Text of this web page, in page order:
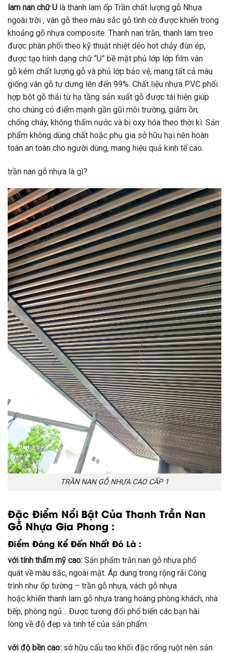
lam nan chữ U là thanh lam ốp Trần chất lượng gỗ Nhựa
ngoài trời , vân gỗ theo màu sắc gỗ tình cờđược khiến trong
khoảng gỗ nhựa composite. Thanh nan trằn, thanh lam treo
được phân phối theo kỹ thuật nhiệt dẻo hot chảy đùn ép,
được tạo hình dạng chữ “U” bề mặt phủ lớp lớp film vân
gỗ kém chất lượng gỗ và phủ lớp bảo vệ, mang tất cả màu
giống vân gỗ tự dưng lên đến 99%. Chất liệu nhựa PVC phối
hợp bột gỗ thải từ hạ tầng sản xuất gỗ được tái hiện giúp
cho chúng có điểm mạnh gần gũi môi trường, giảm ồn,
chống cháy, không thấm nước và bị oxy hóa theo thời kì. Sản
phẩm không dùng chất hoặc phụ gia sở hữu hại nên hoàn
toàn an toàn cho người dùng, mang hiệu quả kinh tế cao.
trần nan gỗ nhựa là gì?
TRẦN NAN GỖ NHỰA CAO CẤP 1
Đặc Điểm Nổi Bật Của Thanh Trần Nan
Gỗ Nhựa Gia Phong :
Điểm Đáng Kể Đến Nhất Đó Là :
với tính thẩm mỹ cao: Sản phẩm trằn nan gỗ nhựa phổ
quát về màu sắc, ngoài mặt. Áp dung trong rộng rãi Công
trình như ốp tường – trần gỗ nhựa, vách gỗ nhựa
hoặc khiến thanh lam gỗ nhựa trang hoàng phòng khách, nhà
bếp, phòng ngủ… Được tương đối phổ biến các bạn hài
lòng về độ đẹp và tinh tế của sản phẩm.
với độ bền cao: sở hữu cấu tao khối đặc rổng ruột nên sản